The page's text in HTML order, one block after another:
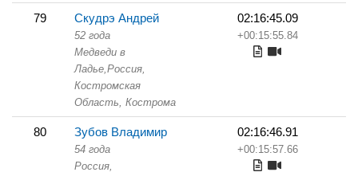
79 Скудрэ Андрей
52 года
Медведи в
Ладье,Россия,
Костромская
Область, Кострома
02:16:45.09
+00:15:55.84
80 Зубов Владимир
54 года
Россия,
02:16:46.91
+00:15:57.66